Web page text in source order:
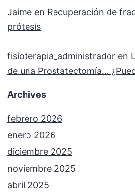
Jaime en Recuperación de
prótesis
fisioterapia_administrador en
de una Prostatectomía…
Archives
febrero 2026
enero 2026
diciembre 2025
noviembre 2025
abril 2025